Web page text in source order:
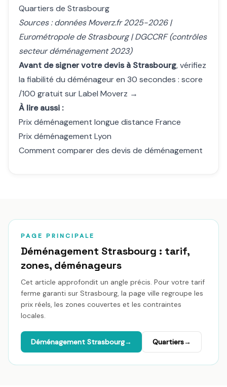
Quartiers de Strasbourg
Sources : données Moverz.fr 2025-2026 |
Eurométropole de Strasbourg | DGCCRF (contrôles
secteur déménagement 2023)
Avant de signer votre devis à Strasbourg, vérifiez
la fiabilité du déménageur en 30 secondes : score
/100 gratuit sur Label Moverz →
À lire aussi :
Prix déménagement longue distance France
Prix déménagement Lyon
Comment comparer des devis de déménagement
PAGE PRINCIPALE
Déménagement Strasbourg : tarif,
zones, déménageurs
Cet article approfondit un angle précis. Pour votre tarif
ferme garanti sur Strasbourg, la page ville regroupe les
prix réels, les zones couvertes et les contraintes
locales.
Déménagement Strasbourg→ Quartiers→